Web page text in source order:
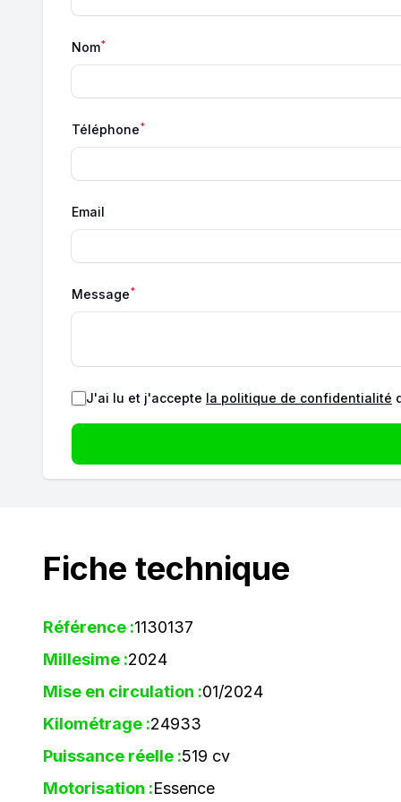
Nom*
Téléphone*
Email
Message*
J'ai lu et j'accepte la politique de confidentialité
Fiche technique
Référence :1130137
Millesime :2024
Mise en circulation :01/2024
Kilométrage :24933
Puissance réelle :519 cv
Motorisation :Essence